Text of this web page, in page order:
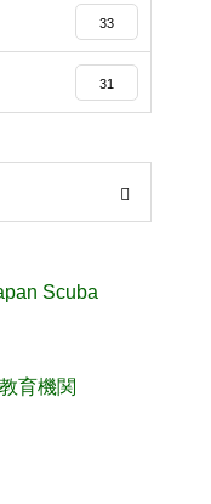
33
31
Scuba
育機関